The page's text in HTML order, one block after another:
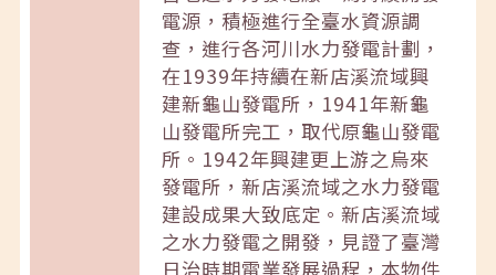
電源，積極進行全臺水資源調
查，進行各河川水力發電計劃，
在1939年持續在新店溪流域興
建新龜山發電所，1941年新龜
山發電所完工，取代原龜山發電
所。1942年興建更上游之烏來
發電所，新店溪流域之水力發電
建設成果大致底定。新店溪流域
之水力發電之開發，見證了臺灣
日治時期電業發展過程，本物件